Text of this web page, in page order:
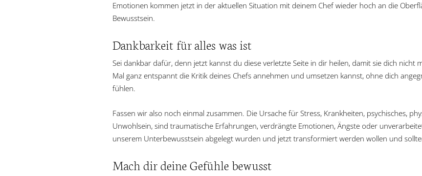
Emotionen kommen jetzt in der aktuellen Situation mit deinem Chef wieder hoch an die
Bewusstsein.
Dankbarkeit für alles was ist
Sei dankbar dafür, denn jetzt kannst du diese verletzte Seite in dir heilen, damit sie dich nicht
Mal ganz entspannt die Kritik deines Chefs annehmen und umsetzen kannst, ohne dich
fühlen.
Fassen wir also noch einmal zusammen. Die Ursache für Stress, Krankheiten, psychisches,
Unwohlsein, sind traumatische Erfahrungen, verdrängte Emotionen, Ängste oder
unserem Unterbewusstsein abgelegt wurden und jetzt transformiert werden wollen und
Mach dir deine Gefühle bewusst